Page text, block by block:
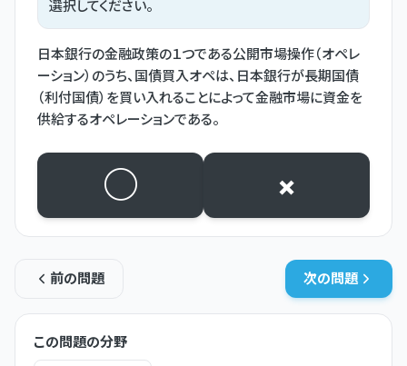
選択してください。
日本銀行の金融政策の１つである公開市場操作（オペレ
ーション）のうち、国債買入オペは、日本銀行が長期国債
（利付国債）を買い入れることによって金融市場に資金を
供給するオペレーションである。
○ ×
前の問題 次の問題
この問題の分野